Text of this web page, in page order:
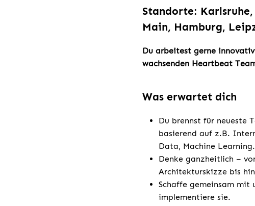
Standorte:
Main, Hamburg,
Du arbeitest gerne innovativ
wachsenden Heartbeat
Was erwartet dich
Du brennst für neueste
basierend auf z.B.
Data, Machine Learning.
Denke ganzheitlich –
Architekturskizze bis
Schaffe gemeinsam mit
implementiere sie.